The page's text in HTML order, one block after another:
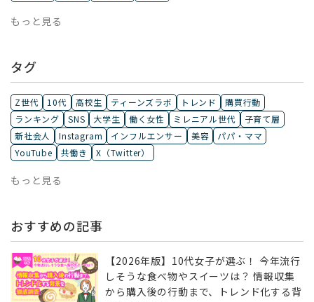
もっと見る
タグ
Z世代 10代 高校生 ティーンズラボ トレンド
購買行動
ランキング
SNS 大学生 働く女性 ミレニアル世代
子育て層
新社会人
Instagram インフルエンサー 美容
パパ・ママ
YouTube
共働き X（Twitter）
もっと見る
おすすめの記事
【2026年版】10代女子が選ぶ！ 今年流行
しそうな食べ物やスイーツは？ 情報収集
から購入後の行動まで、トレンド化する背